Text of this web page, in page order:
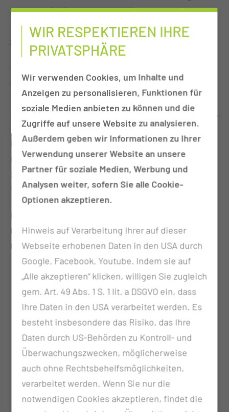
Zentrums (OZ). Zudem sind die Sektionen für
Pneumologie und Nephrologie Bestandteil der
zweiten Medizinischen Klinik.
Onkologie werden alle gängigen diagnostischen
und therapeutischen Verfahren bei benignen
hämatologischen Erkrankungen (z. B. Anämien, d. h.
Blutarmut) sowie Tumorerkrankungen angeboten.
Neben der klassischen Chemotherapie gehören
hierzu Antikörpertherapien, Immuntherapien sowie
die Hochdosistherapie mit
Stammzelltransplantation.
Hier finden Sie die
Kooperationspartner der Hämatologie, Onkologie,
Nephrologie, Diabetologie & Pneumologie.
~ 1.000
stationär behandelt
~ 500
Stammzelltransplantationen innerhalb der letzten
WIR RESPEKTIEREN IHRE
PRIVATSPHÄRE
Wir verwenden Cookies, um Inhalte und
Anzeigen zu personalisieren, Funktionen für
soziale Medien anbieten zu können und die
Zugriffe auf unsere Website zu analysieren.
Außerdem geben wir Informationen zu Ihrer
Verwendung unserer Website an unsere
Partner für soziale Medien, Werbung und
Analysen weiter, sofern Sie alle Cookie-
Optionen akzeptieren.
Hinweis auf Verarbeitung Ihrer auf dieser
Webseite erhobenen Daten in den USA durch
Google, Facebook, Youtube. Indem sie auf
„Alle akzeptieren“ klicken, willigen Sie zugleich
gem. Art. 49 Abs. 1 S. 1 lit. a DSGVO ein, dass
Ihre Daten in den USA verarbeitet werden. Es
besteht insbesondere das Risiko, das Ihre
Daten durch US-Behörden zu Kontroll- und
Überwachungszwecken, möglicherweise
auch ohne Rechtsbehelfsmöglichkeiten,
verarbeitet werden. Wenn Sie nur die
notwendigen Cookies akzeptieren, findet die